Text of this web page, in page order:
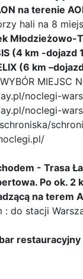
na terenie
hali na 8
Młodzieżowo-
(4 km -dojazd
(6 km
MIEJSC
noclegi-
noclegi-
- Trasa
Po ok. 2
na terem
: do stacji